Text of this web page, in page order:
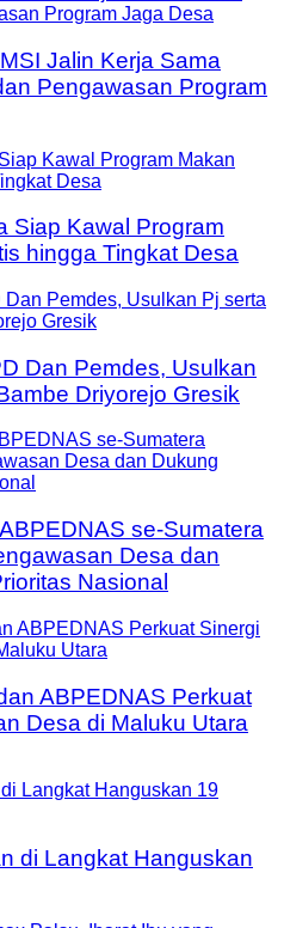
Jalin Kerja Sama
Pengawasan Program
Siap Kawal Program
hingga Tingkat Desa
Dan Pemdes, Usulkan
Driyorejo Gresik
se-Sumatera
Desa dan
Nasional
ABPEDNAS Perkuat
Desa di Maluku Utara
di Langkat Hanguskan